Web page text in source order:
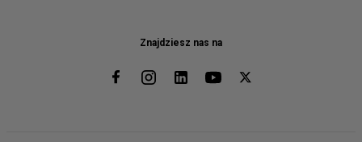
Znajdziesz nas na